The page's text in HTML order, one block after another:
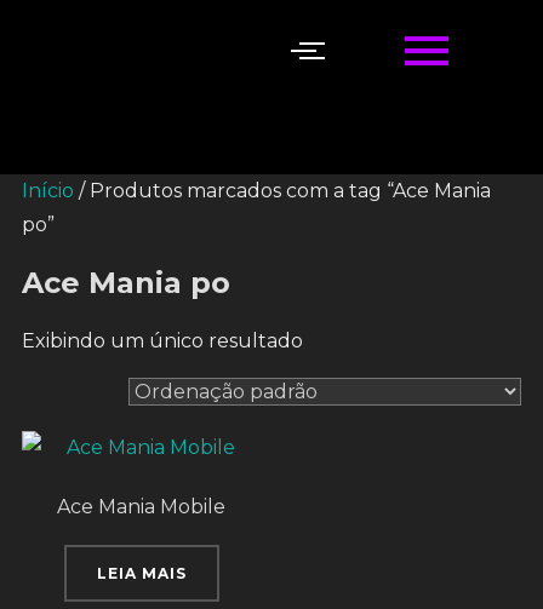
Início / Produtos marcados com a tag “Ace Mania
po”
Ace Mania po
Exibindo um único resultado
Ace Mania Mobile
LEIA MAIS